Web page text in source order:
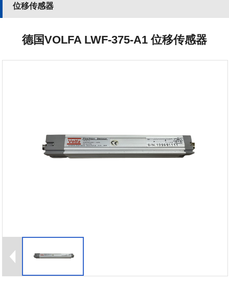
位移传感器
德国VOLFA LWF-375-A1 位移传感器